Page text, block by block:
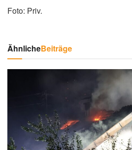
Foto: Priv.
ÄhnlicheBeiträge